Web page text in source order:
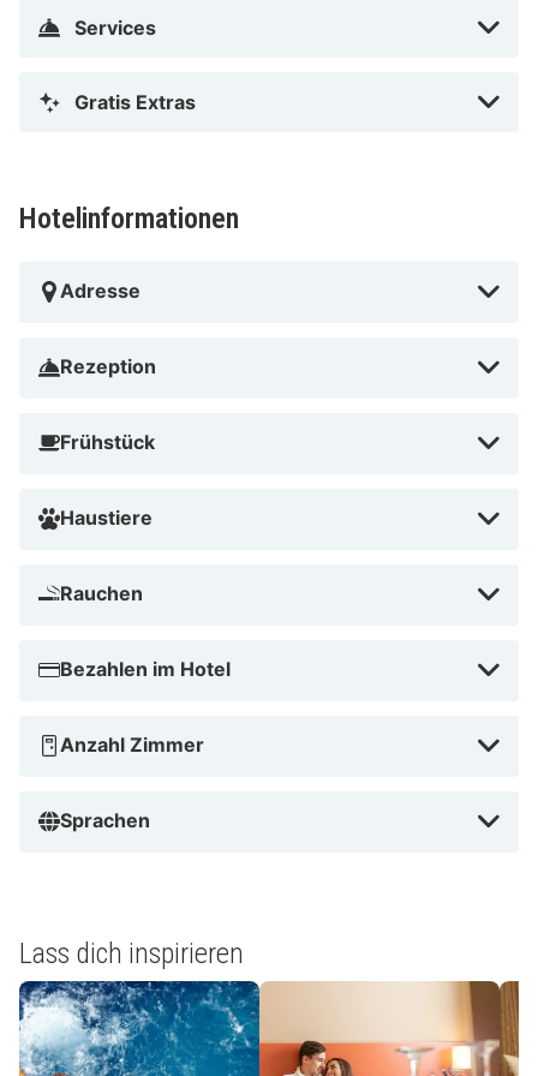
zu machen.
Services
Gratis Extras
Hotelinformationen
Adresse
Rezeption
Frühstück
Haustiere
Rauchen
Bezahlen im Hotel
Anzahl Zimmer
Sprachen
Lass dich inspirieren